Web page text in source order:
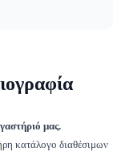
μας.
κατάλογο διαθέσιμων